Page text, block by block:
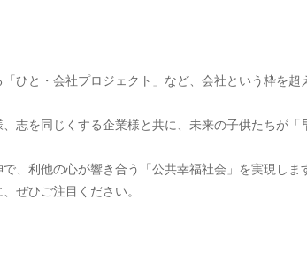
ひと・会社プロジェクト」など、会社という枠を
志を同じくする企業様と共に、未来の子供たちが
、利他の心が響き合う「公共幸福社会」を実現し
ぜひご注目ください。